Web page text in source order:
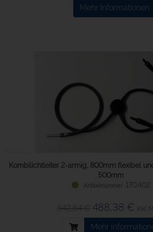
Mehr Informationen
Kombilichtleiter 2-armig, 800mm flexibel
500mm
170.402
542,64 € 488,38 € inkl.
Mehr